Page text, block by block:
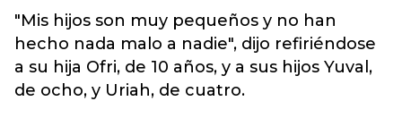
"Mis hijos son muy pequeños y no han
hecho nada malo a nadie", dijo refiriéndose
a su hija Ofri, de 10 años, y a sus hijos Yuval,
de ocho, y Uriah, de cuatro.